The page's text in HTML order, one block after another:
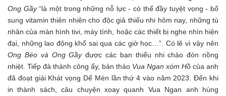
Ong Gầy“là một trong những nỗ lực - có thể đầy tuyệt vọng - bổ
sung vitamin thiên nhiên cho độc giả thiếu nhi hôm nay, những tù
nhân của màn hình tivi, máy tính, hoặc các thiết bị nghe nhìn hiện
đại, những lao động khổ sai qua các giờ học…”. Có lẽ vì vậy nên
Ong Béo và Ong Gầyđược các bạn thiếu nhi chào đón nồng
nhiệt. Tiếp đà thành công ấy, bản thảo Vua Ngan xóm Hồ của anh
đã đoạt giải Khát vọng Dế Mèn lần thứ 4 vào năm 2023. Đến khi
in thành sách, câu chuyện xoay quanh Vua Ngan anh hùng